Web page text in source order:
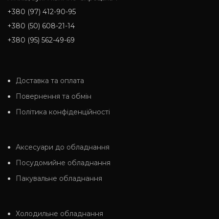
+380 (97) 412-90-95
+380 (50) 608-21-14
+380 (95) 562-49-69
Доставка та оплата
Повернення та обмін
Політика конфіденційності
Аксесуари до обладнання
Посудомийне обладнання
Пакувальне обладнання
Холодильне обладнання